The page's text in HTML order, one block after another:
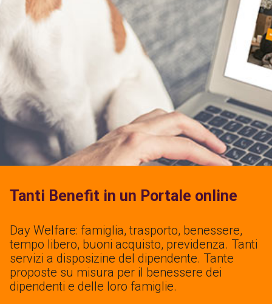
Tanti Benefit in un Portale online
Day Welfare: famiglia, trasporto, benessere,
tempo libero, buoni acquisto, previdenza. Tanti
servizi a disposizine del dipendente. Tante
proposte su misura per il benessere dei
dipendenti e delle loro famiglie.